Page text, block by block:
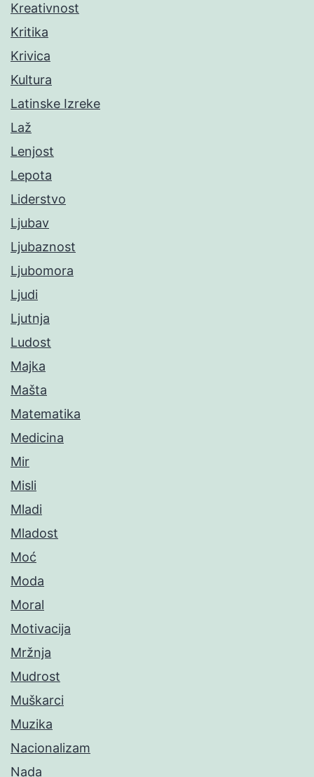
Kreativnost
Kritika
Krivica
Kultura
Latinske Izreke
Laž
Lenjost
Lepota
Liderstvo
Ljubav
Ljubaznost
Ljubomora
Ljudi
Ljutnja
Ludost
Majka
Mašta
Matematika
Medicina
Mir
Misli
Mladi
Mladost
Moć
Moda
Moral
Motivacija
Mržnja
Mudrost
Muškarci
Muzika
Nacionalizam
Nada